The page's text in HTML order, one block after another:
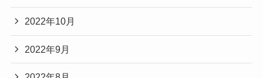
2022年10月
2022年9月